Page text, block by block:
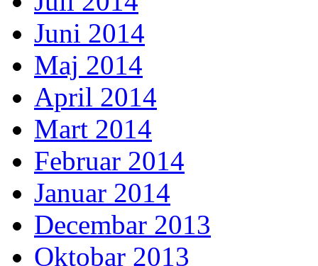
Juni 2014
Maj 2014
April 2014
Mart 2014
Februar 2014
Januar 2014
Decembar 2013
Oktobar 2013